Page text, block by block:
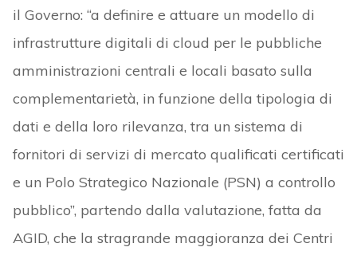
il Governo: “a definire e attuare un modello di
infrastrutture digitali di cloud per le pubbliche
amministrazioni centrali e locali basato sulla
complementarietà, in funzione della tipologia di
dati e della loro rilevanza, tra un sistema di
fornitori di servizi di mercato qualificati certificati
e un Polo Strategico Nazionale (PSN) a controllo
pubblico”, partendo dalla valutazione, fatta da
AGID, che la stragrande maggioranza dei Centri